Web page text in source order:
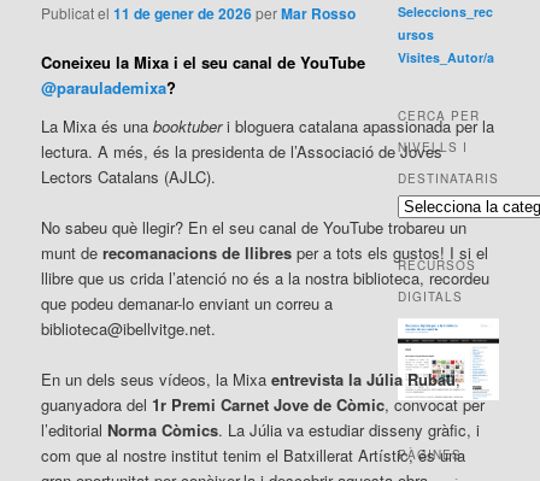
Publicat el11 de gener de 2026perMar Rosso
Coneixeu la Mixa i el seu canal de YouTube
@paraulademixa?
La Mixa és unabooktuberi bloguera catalana apassionada per la
lectura. A més, és la presidenta de l’Associació de Joves
Lectors Catalans (AJLC).
No sabeu què llegir? En el seu canal de YouTube trobareu un
munt derecomanacions de llibres per a tots els gustos! I si el
llibre que us crida l’atenció no és a la nostra biblioteca, recordeu
que podeu demanar-lo enviant un correu a
biblioteca@ibellvitge.net.
En un dels seus vídeos, la Mixaentrevista la Júlia Rubau,
guanyadora del 1r Premi Carnet Jove de Còmic, convocat per
l’editorial Norma Còmics. La Júlia va estudiar disseny gràfic, i
com que al nostre institut tenim el Batxillerat Artístic, és una
Seleccions_rec
ursos
Visites_Autor/a
CERCA PER
NIVELLS I
DESTINATARIS
C
e
r
c
a
p
e
n
i
v
e
RECURSOS
DIGITALS
PÀGINES